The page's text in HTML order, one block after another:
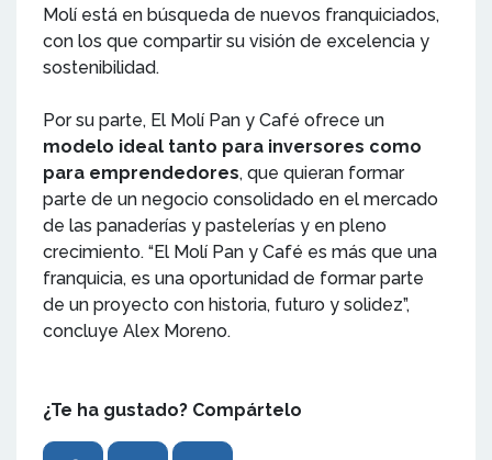
Molí está en búsqueda de nuevos franquiciados,
con los que compartir su visión de excelencia y
sostenibilidad.
Por su parte, El Molí Pan y Café ofrece un
modelo ideal tanto para inversores como
para emprendedores, que quieran formar
parte de un negocio consolidado en el mercado
de las panaderías y pastelerías y en pleno
crecimiento. “El Molí Pan y Café es más que una
franquicia, es una oportunidad de formar parte
de un proyecto con historia, futuro y solidez”,
concluye Alex Moreno.
¿Te ha gustado? Compártelo